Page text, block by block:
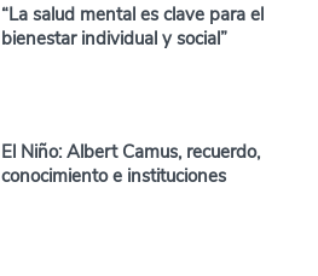
“La salud mental es clave para el
bienestar individual y social”
El Niño: Albert Camus, recuerdo,
conocimiento e instituciones